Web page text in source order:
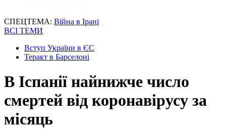
СПЕЦТЕМА: Війна в Ірані
ВСІ ТЕМИ
Вступ України в ЄС
Теракт в Барселоні
В Іспанії найнижче число
смертей від коронавірусу за
місяць